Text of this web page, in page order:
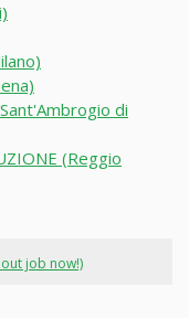
di
(Reggio
job now!)